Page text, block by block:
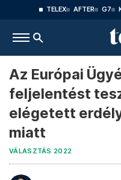
TELEX AFTER G7
Az Európai
feljelentést
elégetett
miatt
VÁLASZTÁS 2022